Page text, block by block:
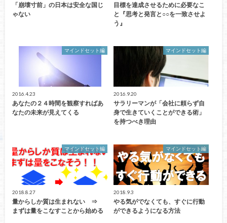
「崩壊寸前」の日本は安全な国じ
ゃない
目標を達成させるために必要なこ
と『思考と発言と○○を一致させよ
う』
マインドセット編
2016.4.23
あなたの２４時間を観察すればあ
なたの未来が見えてくる
マインドセット編
2016.9.20
サラリーマンが「会社に頼らず自
身で生きていくことができる術」
を持つべき理由
マインドセット編
2018.8.27
量からしか質は生まれない ⇒
まずは量をこなすことから始める
マインドセット編
2018.9.3
やる気がでなくても、すぐに行動
ができるようになる方法